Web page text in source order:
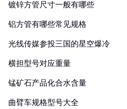
镀锌方管尺寸一般有哪些
铝方管有哪些常见规格
光线传媒参投三国的星空爆冷
横担型号对应重量
锰矿石产品化合水含量
曲臂车规格型号大全